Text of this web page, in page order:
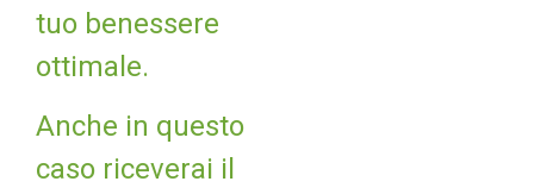
tuo benessere
ottimale.
Anche in questo
caso riceverai il